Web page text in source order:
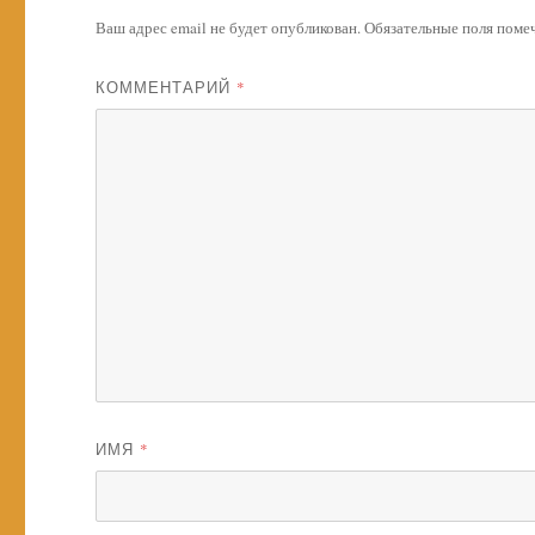
Ваш адрес email не будет опубликован.Обязательные поля
КОММЕНТАРИЙ *
ИМЯ *